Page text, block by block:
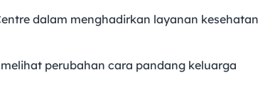
dalam menghadirkan layanan kesehatan
perubahan cara pandang keluarga